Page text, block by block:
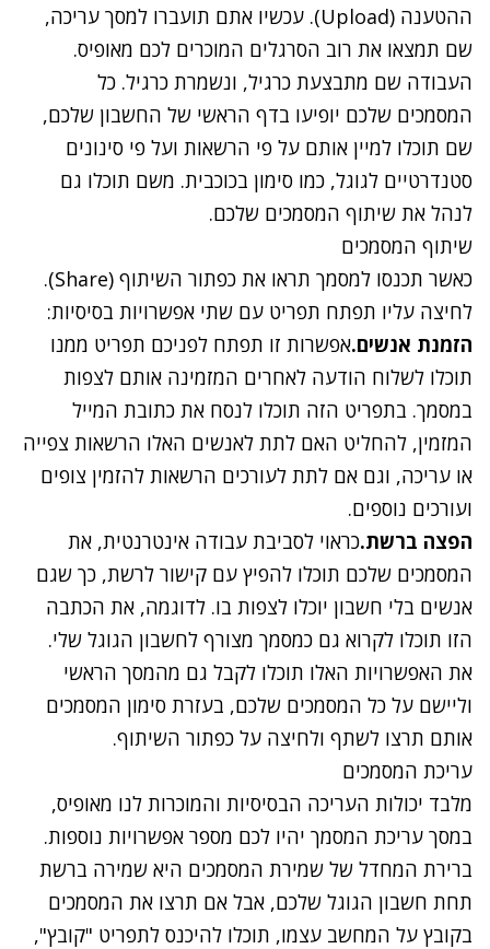
ההטענה (Upload). עכשיו אתם תועברו למסך עריכה,
שם תמצאו את רוב הסרגלים המוכרים לכם מאופיס.
העבודה שם מתבצעת כרגיל, ונשמרת כרגיל. כל
המסמכים שלכם יופיעו בדף הראשי של החשבון שלכם,
שם תוכלו למיין אותם על פי הרשאות ועל פי סינונים
סטנדרטיים לגוגל, כמו סימון בכוכבית. משם תוכלו גם
לנהל את שיתוף המסמכים שלכם.
שיתוף המסמכים
כאשר תכנסו למסמך תראו את כפתור השיתוף (Share).
לחיצה עליו תפתח תפריט עם שתי אפשרויות בסיסיות:
הזמנת אנשים.אפשרות זו תפתח לפניכם תפריט ממנו
תוכלו לשלוח הודעה לאחרים המזמינה אותם לצפות
במסמך. בתפריט הזה תוכלו לנסח את כתובת המייל
המזמין, להחליט האם לתת לאנשים האלו הרשאות צפייה
או עריכה, וגם אם לתת לעורכים הרשאות להזמין צופים
ועורכים נוספים.
הפצה ברשת.כראוי לסביבת עבודה אינטרנטית, את
המסמכים שלכם תוכלו להפיץ עם קישור לרשת, כך שגם
אנשים בלי חשבון יוכלו לצפות בו. לדוגמה, את הכתבה
הזו תוכלו לקרוא גם כמסמך מצורף לחשבון הגוגל שלי.
את האפשרויות האלו תוכלו לקבל גם מהמסך הראשי
וליישם על כל המסמכים שלכם, בעזרת סימון המסמכים
אותם תרצו לשתף ולחיצה על כפתור השיתוף.
עריכת המסמכים
מלבד יכולות העריכה הבסיסיות והמוכרות לנו מאופיס,
במסך עריכת המסמך יהיו לכם מספר אפשרויות נוספות.
ברירת המחדל של שמירת המסמכים היא שמירה ברשת
תחת חשבון הגוגל שלכם, אבל אם תרצו את המסמכים
בקובץ על המחשב עצמו, תוכלו להיכנס לתפריט "קובץ",